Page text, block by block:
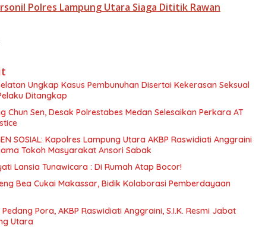
Polres Lampung Utara Siaga Dititik Rawan
Ungkap Kasus Pembunuhan Disertai Kekerasan Seksual
Ditangkap
Chun Sen, Desak Polrestabes Medan Selesaikan Perkara AT
SOSIAL: Kapolres Lampung Utara AKBP Raswidiati Anggraini
Tokoh Masyarakat Ansori Sabak
Pesawaran : Suryati Lansia Tunawicara : Di Rumah Atap Bocor!
Bea Cukai Makassar, Bidik Kolaborasi Pemberdayaan
Pora, AKBP Raswidiati Anggraini, S.I.K. Resmi Jabat
Utara